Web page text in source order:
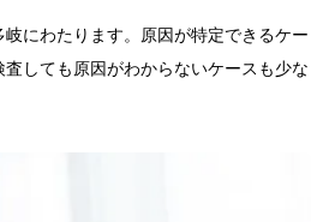
にわたります。原因が特定できるケー
しても原因がわからないケースも少な